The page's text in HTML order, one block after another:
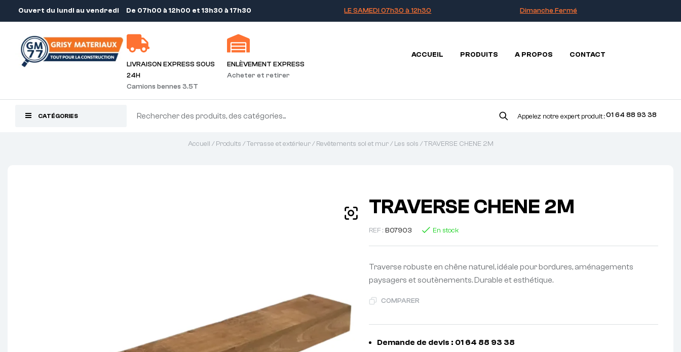
Ouvert du lundi au vendredi De 07h00 à 12h00 et 13h30 à 17h30 LE SAMEDI 07h30 à 12h30 Dimanche Fermé
ACCUEIL PRODUITS A PROPOS
CONTACT
LIVRAISON EXPRESS SOUS
24H
Camions bennes 3.5T
ENLÈVEMENT EXPRESS
Acheter et retirer
CATÉGORIES Appelez notre expert produit : 01 64 88 93 38
Accueil /Produits /Terrasse et extérieur/Revêtements sol et mur/Les sols / TRAVERSE CHENE 2M
TRAVERSE CHENE 2M
REF : B07903 En stock
Traverse robuste en chêne naturel, idéale pour bordures, aménagements
paysagers et soutènements. Durable et esthétique.
COMPARER
Demande de devis : 01 64 88 93 38